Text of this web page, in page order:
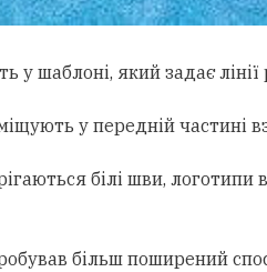
у шаблоні, який задає
у передній частині
білі шви,
більш поширений